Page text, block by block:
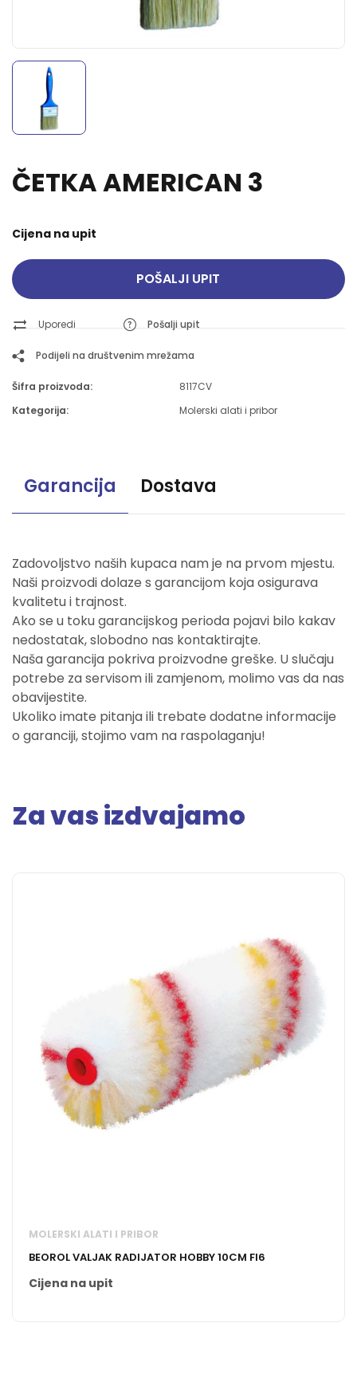
ČETKA AMERICAN 3
Cijena na upit
POŠALJI UPIT
Uporedi Pošalji upit
Podijeli na društvenim mrežama
Šifra proizvoda:
8117CV
Kategorija:
Molerski alati i pribor
Garancija Dostava
Zadovoljstvo naših kupaca nam je na prvom mjestu.
Naši proizvodi dolaze s garancijom koja osigurava
kvalitetu i trajnost.
Ako se u toku garancijskog perioda pojavi bilo kakav
nedostatak, slobodno nas kontaktirajte.
Naša garancija pokriva proizvodne greške. U slučaju
potrebe za servisom ili zamjenom, molimo vas da nas
obavijestite.
Ukoliko imate pitanja ili trebate dodatne informacije
o garanciji, stojimo vam na raspolaganju!
Za vas izdvajamo
MOLERSKI ALATI I PRIBOR
BEOROL VALJAK RADIJATOR HOBBY 10CM FI6
Cijena na upit